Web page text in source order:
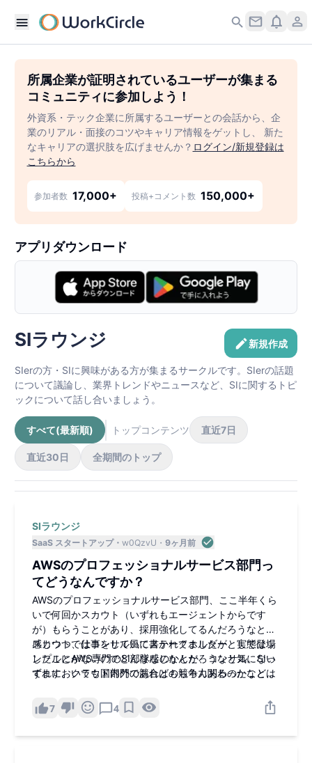
所属企業が証明されているユーザーが集まる
コミュニティに参加しよう！
外資系・テック企業に所属するユーザーとの会話から、企
業のリアル・面接のコツやキャリア情報をゲットし、 新た
なキャリアの選択肢を広げませんか？ ログイン/新規登録は
こちらから
参加者数 17,000+ 投稿+コメント数 150,000+
アプリダウンロード
SIラウンジ 新規作成
SIerの方・SIに興味がある方が集まるサークルです。SIerの話題
について議論し、業界トレンドやニュースなど、SIに関するトピ
ックについて話し合いましょう。
すべて(最新順) トップコンテンツ 直近7日
直近30日 全期間のトップ
SIラウンジ
SaaS スタートアップ w0QzvU 9ヶ月前
AWSのプロフェッショナルサービス部門っ
てどうなんですか？
AWSのプロフェッショナルサービス部門、ここ半年くら
いで何回かスカウト（いずれもエージェントからです
が）もらうことがあり、採用強化してるんだろうなとは
感じつつ、仕事をしていてステークホルダーとして登場
したことがないのでどんな感じなんだろうなと気になっ
てます。クラウド部門であればもちろん関わったことは
スカウトではコンサル風に書かれてましたが、実態はシ
ンプルにAWS専門のSI部隊なのかとか、コンサル、SIい
ずれにおいても国内外の競合との競争力あるのかなど気
話し聞いてみたいです。
7 4